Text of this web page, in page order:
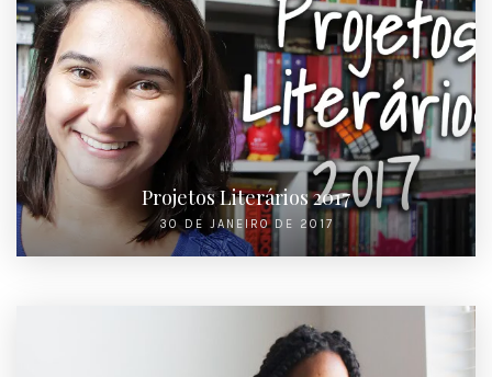
Projetos Literários 2017
30 DE JANEIRO DE 2017